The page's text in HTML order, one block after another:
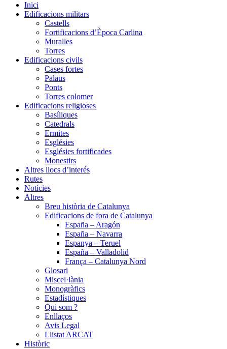
Inici
Edificacions militars
Castells
Fortificacions d’Època Carlina
Muralles
Torres
Edificacions civils
Cases fortes
Palaus
Ponts
Torres colomer
Edificacions religioses
Basíliques
Catedrals
Ermites
Esglésies
Esglésies fortificades
Monestirs
Altres llocs d’interés
Rutes
Notícies
Altres
Breu història de Catalunya
Edificacions de fora de Catalunya
España – Aragón
España – Navarra
Espanya – Teruel
España – Valladolid
França – Catalunya Nord
Glosari
Miscel·lània
Monogràfics
Estadístiques
Qui som ?
Enllaços
Avis Legal
Llistat ARCAT
Històric